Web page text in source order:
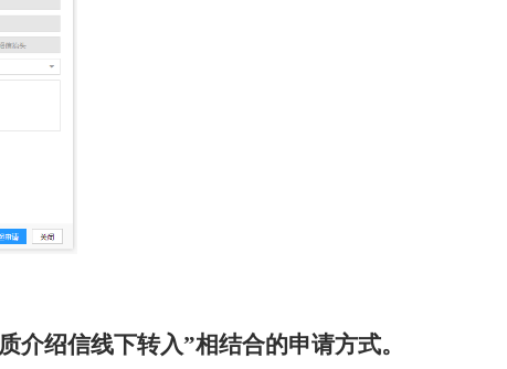
介绍信线下转入”相结合的申请方式。